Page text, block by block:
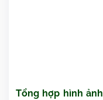
Tổng hợp hình